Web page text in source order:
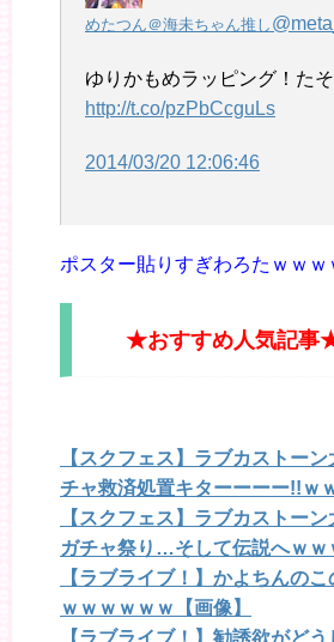
めたつん＠海未ちゃん推し
ゆりかもめラッピング！たそ
http://t.co/pzPbCcguLs
2014/03/20 12:06:46
ポスター貼りすぎわろたｗｗｗ
★おすすめ人気記事
【スクフェス】ラブカストー
チャ救済処置キターーーー!!ｗ
【スクフェス】ラブカストー
ガチャ祭り…そして伝説へｗｗ
【ラブライブ！】かよちんの
ｗｗｗｗｗｗ【画像】
【ラブライブ！】勧誘欲がど